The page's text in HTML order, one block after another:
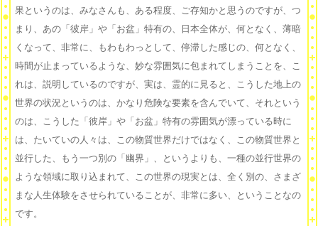
果というのは、みなさんも、ある程度、ご存知かと思うのですが、つ
まり、あの「彼岸」や「お盆」特有の、日本全体が、何となく、薄暗
くなって、非常に、もわもわっとして、停滞した感じの、何となく、
時間が止まっているような、妙な雰囲気に包まれてしまうことを、こ
れは、説明しているのですが、実は、霊的に見ると、こうした地上の
世界の状況というのは、かなり危険な要素を含んでいて、それという
のは、こうした「彼岸」や「お盆」特有の雰囲気が漂っている時に
は、たいていの人々は、この物質世界だけではなく、この物質世界と
並行した、もう一つ別の「幽界」、というよりも、一種の並行世界の
ような領域に取り込まれて、この世界の現実とは、全く別の、さまざ
まな人生体験をさせられていることが、非常に多い、ということなの
です。